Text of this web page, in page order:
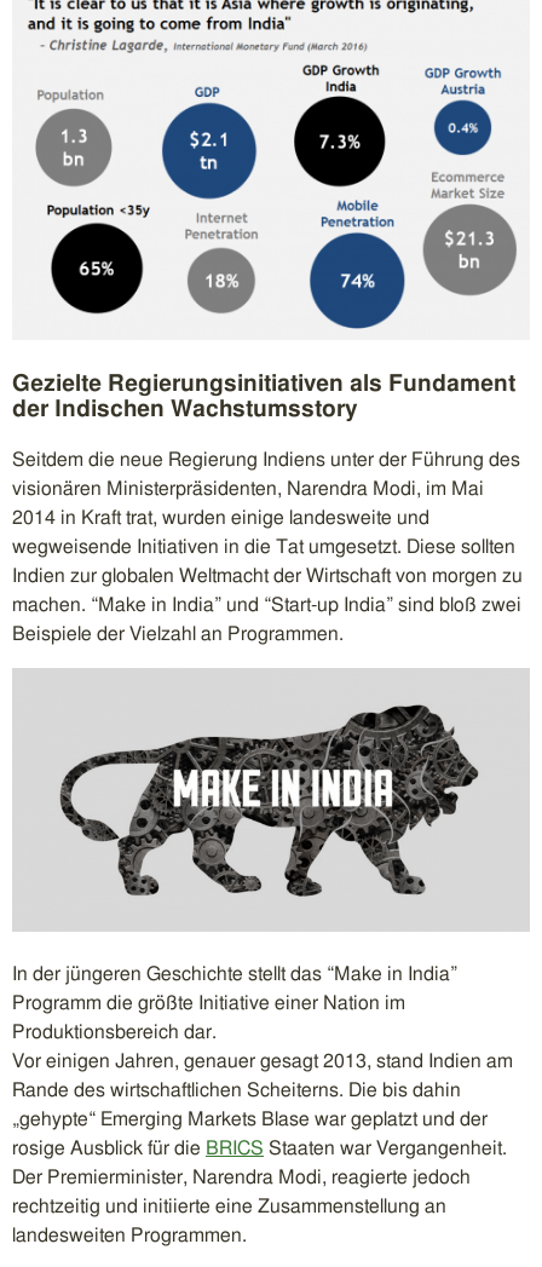
Gezielte Regierungsinitiativen als Fundament
der Indischen Wachstumsstory
Seitdem die neue Regierung Indiens unter der Führung des
visionären Ministerpräsidenten, Narendra Modi, im Mai
2014 in Kraft trat, wurden einige landesweite und
wegweisende Initiativen in die Tat umgesetzt. Diese sollten
Indien zur globalen Weltmacht der Wirtschaft von morgen zu
machen. “Make in India” und “Start-up India” sind bloß zwei
Beispiele der Vielzahl an Programmen.
In der jüngeren Geschichte stellt das “Make in India”
Programm die größte Initiative einer Nation im
Produktionsbereich dar.
Vor einigen Jahren, genauer gesagt 2013, stand Indien am
Rande des wirtschaftlichen Scheiterns. Die bis dahin
„gehypte“ Emerging Markets Blase war geplatzt und der
rosige Ausblick für die BRICS Staaten war Vergangenheit.
Der Premierminister, Narendra Modi, reagierte jedoch
rechtzeitig und initiierte eine Zusammenstellung an
landesweiten Programmen.